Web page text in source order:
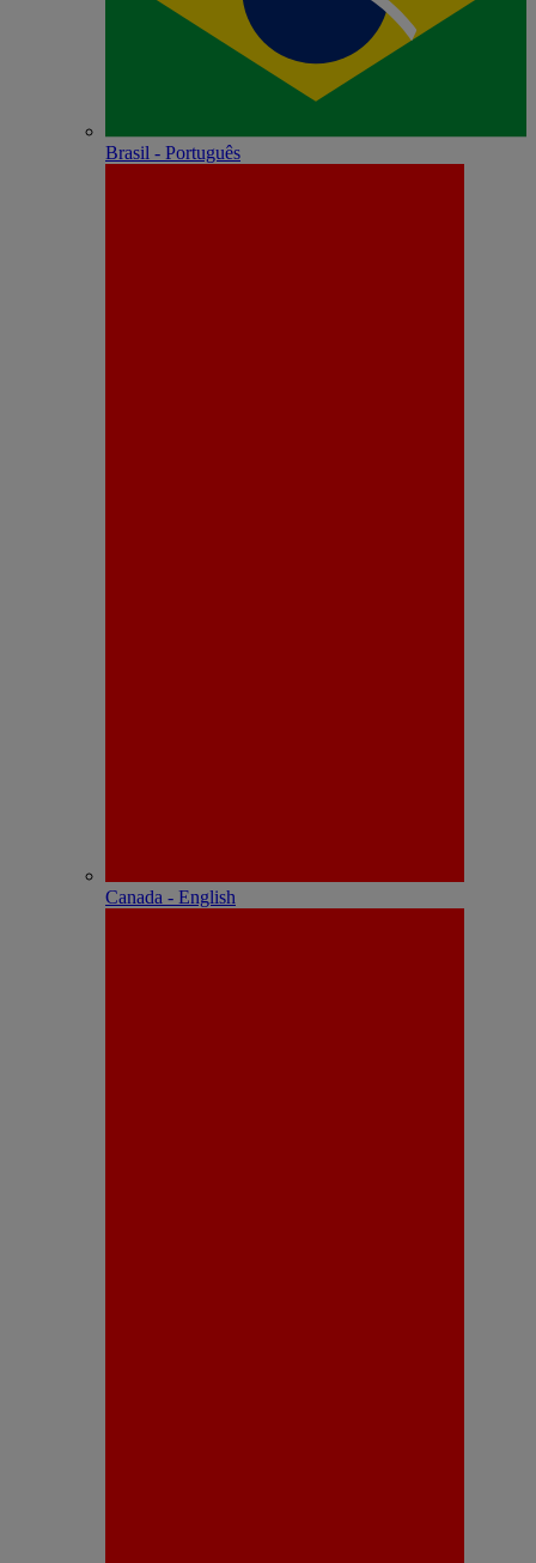
Brasil - Português
Canada - English